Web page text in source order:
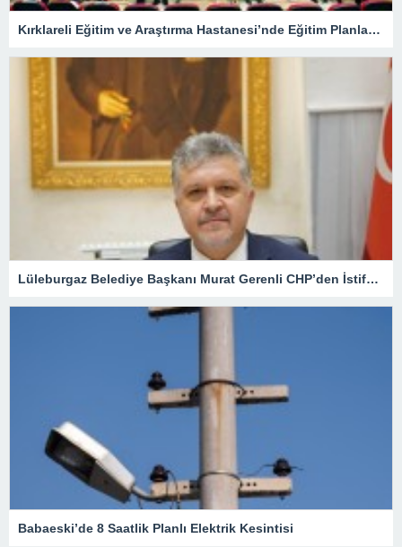
Kırklareli Eğitim ve Araştırma Hastanesi’nde Eğitim Planlaması Masaya Yatırıldı
Lüleburgaz Belediye Başkanı Murat Gerenli CHP’den İstifa Etti
Babaeski’de 8 Saatlik Planlı Elektrik Kesintisi